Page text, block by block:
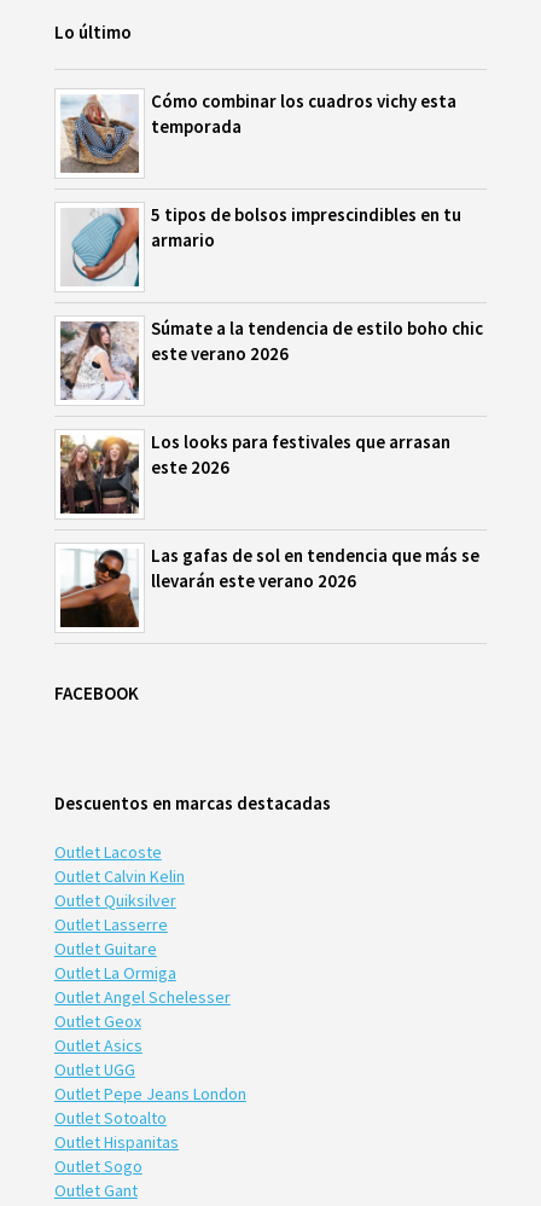
Lo último
Cómo combinar los cuadros vichy esta
temporada
5 tipos de bolsos imprescindibles en tu
armario
Súmate a la tendencia de estilo boho chic
este verano 2026
Los looks para festivales que arrasan
este 2026
Las gafas de sol en tendencia que más se
llevarán este verano 2026
FACEBOOK
Descuentos en marcas destacadas
Outlet Lacoste
Outlet Calvin Kelin
Outlet Quiksilver
Outlet Lasserre
Outlet Guitare
Outlet La Ormiga
Outlet Angel Schelesser
Outlet Geox
Outlet Asics
Outlet UGG
Outlet Pepe Jeans London
Outlet Sotoalto
Outlet Hispanitas
Outlet Sogo
Outlet Gant